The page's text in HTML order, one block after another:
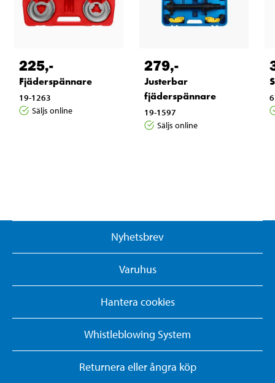
225,-
Fjäderspännare
19-1263
Säljs online
279,-
Justerbar
fjäderspännare
19-1597
Säljs online
Nyhetsbrev
Varuhus
Hantera cookies
Whistleblowing System
Returnera eller ångra köp